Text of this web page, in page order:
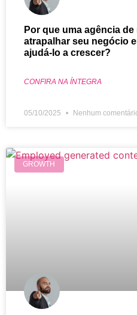
Por que uma agência
atrapalhar seu negócio
ajudá-lo a crescer?
CONFIRA NA ÍNTEGRA
05/10/2025 Nenhum
GROWTH